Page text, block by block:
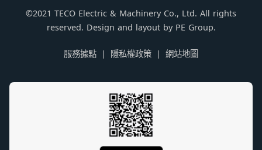
©2021 TECO Electric & Machinery Co., Ltd. All rights
reserved. Design and layout by PE Group.
服務據點 隱私權政策 網站地圖